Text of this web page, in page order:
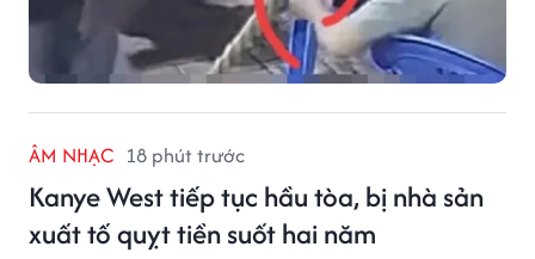
ÂM NHẠC 18 phút trước
Kanye West tiếp tục hầu tòa, bị nhà sản
xuất tố quỵt tiền suốt hai năm